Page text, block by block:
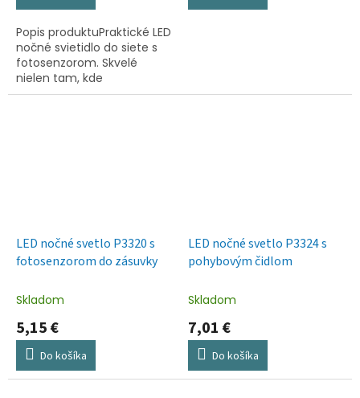
Popis produktuPraktické LED
nočné svietidlo do siete s
fotosenzorom. Skvelé
nielen tam, kde
potrebujete núdzové
LED nočné svetlo P3320 s
fotosenzorom do zásuvky
Skladom
5,15 €
Do košíka
LED nočné svetlo P3324 s
pohybovým čidlom
Skladom
7,01 €
Do košíka